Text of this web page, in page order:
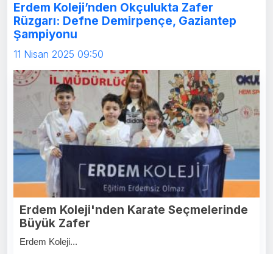
Erdem Koleji’nden Okçulukta Zafer
Rüzgarı: Defne Demirpençe, Gaziantep
Şampiyonu
11 Nisan 2025 09:50
Erdem Koleji'nden Karate Seçmelerinde
Büyük Zafer
Erdem Koleji...